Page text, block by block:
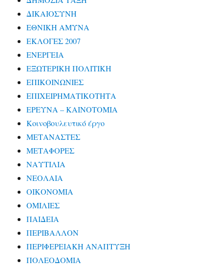
ΔΙΚΑΙΟΣΥΝΗ
ΕΘΝΙΚΗ ΑΜΥΝΑ
ΕΚΛΟΓΕΣ 2007
ΕΝΕΡΓΕΙΑ
ΕΞΩΤΕΡΙΚΗ ΠΟΛΙΤΙΚΗ
ΕΠΙΚΟΙΝΩΝΙΕΣ
ΕΠΙΧΕΙΡΗΜΑΤΙΚΟΤΗΤΑ
ΕΡΕΥΝΑ – ΚΑΙΝΟΤΟΜΙΑ
Κοινοβουλευτικό έργο
ΜΕΤΑΝΑΣΤΕΣ
ΜΕΤΑΦΟΡΕΣ
ΝΑΥΤΙΛΙΑ
ΝΕΟΛΑΙΑ
ΟΙΚΟΝΟΜΙΑ
ΟΜΙΛΙΕΣ
ΠΑΙΔΕΙΑ
ΠΕΡΙΒΑΛΛΟΝ
ΠΕΡΙΦΕΡΕΙΑΚΗ ΑΝΑΠΤΥΞΗ
ΠΟΛΕΟΔΟΜΙΑ